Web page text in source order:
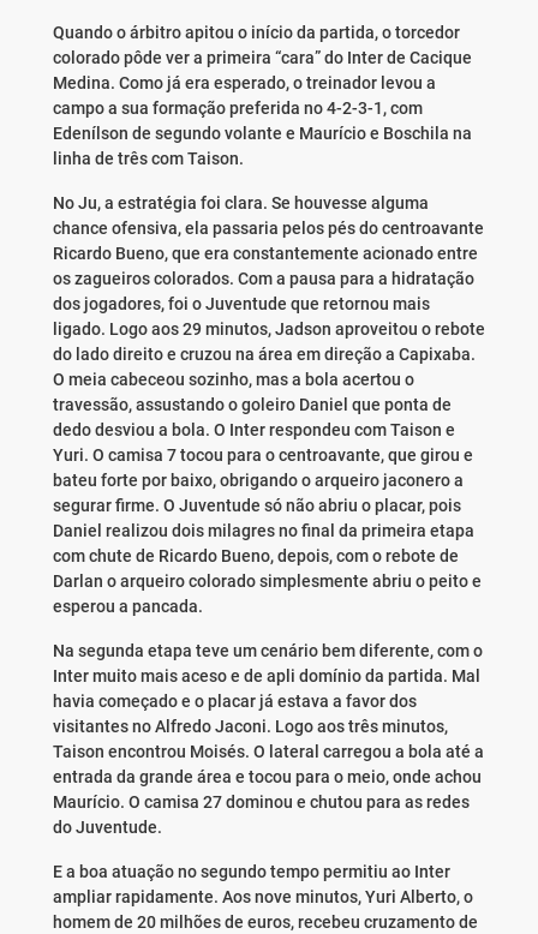
Quando o árbitro apitou o início da partida, o torcedor
colorado pôde ver a primeira “cara” do Inter de Cacique
Medina. Como já era esperado, o treinador levou a
campo a sua formação preferida no 4-2-3-1, com
Edenílson de segundo volante e Maurício e Boschila na
linha de três com Taison.
No Ju, a estratégia foi clara. Se houvesse alguma
chance ofensiva, ela passaria pelos pés do centroavante
Ricardo Bueno, que era constantemente acionado entre
os zagueiros colorados. Com a pausa para a hidratação
dos jogadores, foi o Juventude que retornou mais
ligado. Logo aos 29 minutos, Jadson aproveitou o rebote
do lado direito e cruzou na área em direção a Capixaba.
O meia cabeceou sozinho, mas a bola acertou o
travessão, assustando o goleiro Daniel que ponta de
dedo desviou a bola. O Inter respondeu com Taison e
Yuri. O camisa 7 tocou para o centroavante, que girou e
bateu forte por baixo, obrigando o arqueiro jaconero a
segurar firme. O Juventude só não abriu o placar, pois
Daniel realizou dois milagres no final da primeira etapa
com chute de Ricardo Bueno, depois, com o rebote de
Darlan o arqueiro colorado simplesmente abriu o peito e
esperou a pancada.
Na segunda etapa teve um cenário bem diferente, com o
Inter muito mais aceso e de apli domínio da partida. Mal
havia começado e o placar já estava a favor dos
visitantes no Alfredo Jaconi. Logo aos três minutos,
Taison encontrou Moisés. O lateral carregou a bola até a
entrada da grande área e tocou para o meio, onde achou
Maurício. O camisa 27 dominou e chutou para as redes
do Juventude.
E a boa atuação no segundo tempo permitiu ao Inter
ampliar rapidamente. Aos nove minutos, Yuri Alberto, o
homem de 20 milhões de euros, recebeu cruzamento de